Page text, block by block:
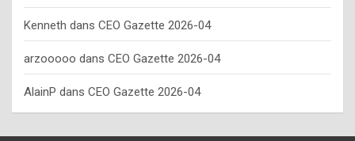
u
s
h
o
Kenneth dans CEO Gazette 2026-04
arzooooo dans CEO Gazette 2026-04
AlainP dans CEO Gazette 2026-04